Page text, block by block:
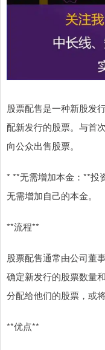
股票配售是一种新股发
配新发行的股票。与首
向公众出售股票。
* **无需增加本金：**投
无需增加自己的本金。
**流程**
股票配售通常由公司董
确定新发行的股票数量
分配给他们的股票，或
**优点**